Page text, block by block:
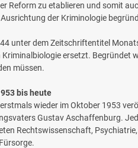
Reform zu etablieren und somit
der Kriminologie
unter dem Zeitschriftentitel
ersetzt.
müssen.
bis heute
wieder im Oktober 1953
Gustav Aschaffenburg.
Rechtswissenschaft,